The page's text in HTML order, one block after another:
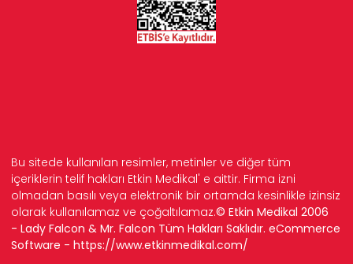
Bu sitede kullanılan resimler, metinler ve diğer tüm
içeriklerin telif hakları Etkin Medikal' e aittir. Firma izni
olmadan basılı veya elektronik bir ortamda kesinlikle izinsiz
olarak kullanılamaz ve çoğaltılamaz.© Etkin Medikal 2006
- Lady Falcon & Mr. Falcon Tüm Hakları Saklıdır. eCommerce
Software - https://www.etkinmedikal.com/